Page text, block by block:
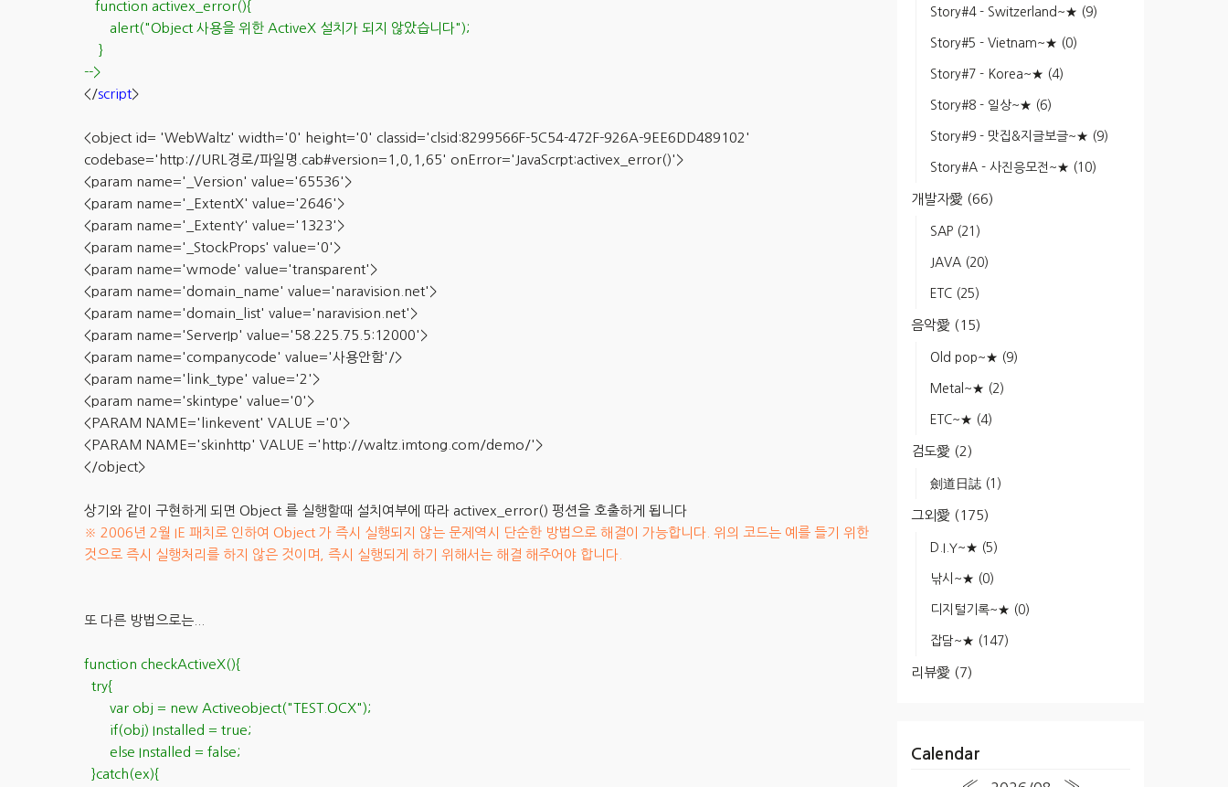
Story#4 - Switzerland~★ (9)
Story#5 - Vietnam~★ (0)
Story#7 - Korea~★ (4)
Story#8 - 일상~★ (6)
Story#9 - 맛집&지글보글~★ (9)
Story#A - 사진응모전~★ (10)
개발자愛 (66)
SAP (21)
JAVA (20)
ETC (25)
음악愛 (15)
Old pop~★ (9)
Metal~★ (2)
ETC~★ (4)
검도愛 (2)
劍道日誌 (1)
그외愛 (175)
D.I.Y~★ (5)
낚시~★ (0)
디지털기록~★ (0)
잡담~★ (147)
리뷰愛 (7)
Calendar
function activex_error(){
alert("Object 사용을 위한 ActiveX 설치가 되지 않았습니다");
}
-->
</script>
<object id= 'WebWaltz' width='0' height='0' classid='clsid:8299566F-5C54-472F-926A-9EE6DD489102'
codebase='http://URL경로/파일명.cab#version=1,0,1,65' onError='JavaScrpt:activex_error()'>
<param name='_Version' value='65536'>
<param name='_ExtentX' value='2646'>
<param name='_ExtentY' value='1323'>
<param name='_StockProps' value='0'>
<param name='wmode' value='transparent'>
<param name='domain_name' value='naravision.net'>
<param name='domain_list' value='naravision.net'>
<param name='ServerIp' value='58.225.75.5:12000'>
<param name='companycode' value='사용안함'/>
<param name='link_type' value='2'>
<param name='skintype' value='0'>
<PARAM NAME='linkevent' VALUE ='0'>
<PARAM NAME='skinhttp' VALUE ='http://waltz.imtong.com/demo/'>
</object>
상기와 같이 구현하게 되면 Object 를 실행할때 설치여부에 따라 activex_error() 펑션을 호출하게 됩니다
※ 2006년 2월 IE 패치로 인하여 Object 가 즉시 실행되지 않는 문제역시 단순한 방법으로 해결이 가능합니다. 위의 코드는 예를 들기 위한
것으로 즉시 실행처리를 하지 않은 것이며, 즉시 실행되게 하기 위해서는 해결 해주어야 합니다.
또 다른 방법으로는...
function checkActiveX(){
try{
var obj = new Activeobject("TEST.OCX");
if(obj) Installed = true;
else Installed = false;
}catch(ex){